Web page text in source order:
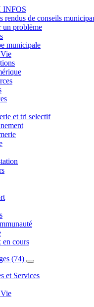
INFOS
rendus de conseils
un problème
municipale
et tri selectif
en cours
(74)
et Services